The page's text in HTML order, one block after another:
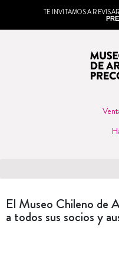
TE INVITAMOS A
El Museo Chileno de
a todos sus socios y